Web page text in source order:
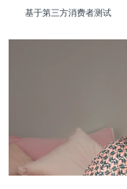
基于第三方消费者测试
韩国
台湾